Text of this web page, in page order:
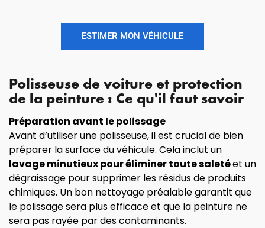
ESTIMER MON VÉHICULE
Polisseuse de voiture et protection
de la peinture : Ce qu'il faut savoir
Préparation avant le polissage
Avant d’utiliser une polisseuse, il est crucial de bien
préparer la surface du véhicule. Cela inclut un
lavage minutieux pour éliminer toute saletéet un
dégraissage pour supprimer les résidus de produits
chimiques. Un bon nettoyage préalable garantit que
le polissage sera plus efficace et que la peinture ne
sera pas rayée par des contaminants.